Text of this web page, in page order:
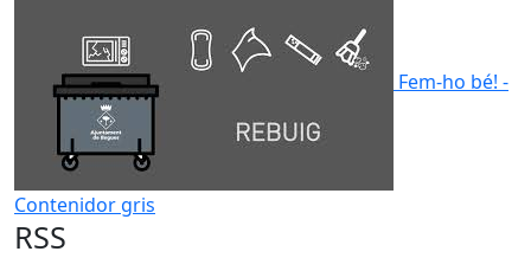
Fem-ho bé! -
Contenidor gris
RSS